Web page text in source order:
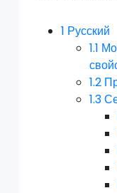
1 Русский
1.1
1.2
1.3